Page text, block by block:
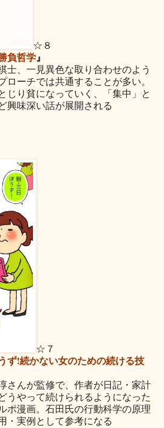
☆８
負哲学』
士、一見異色な取り合わせのよう
ローチでは共通することが多い。
じり貧になっていく、「集中」と
興味深い話が展開される
☆７
ず!続かない女のための続ける技
さんが監修で、作者が日記・家計
うやって続けられるようになった
ポ漫画。石田氏の行動科学の原理
・実例として参考になる